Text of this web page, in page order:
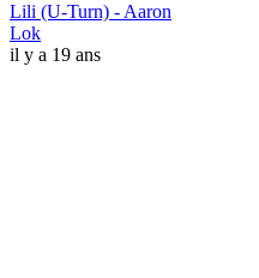
Lili (U-Turn) - Aaron
Lok
il y a 19 ans